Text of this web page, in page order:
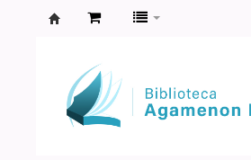
Agamenon
Magalhães